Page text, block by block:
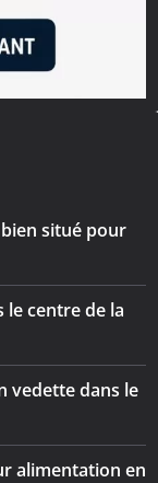
situé pour
le centre de la
vedette dans le
alimentation en